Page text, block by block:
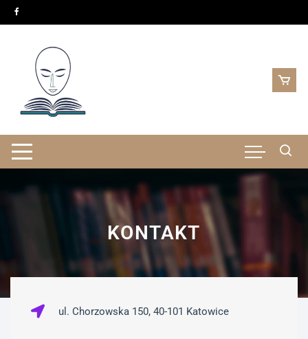
KONTAKT
ul. Chorzowska 150, 40-101 Katowice